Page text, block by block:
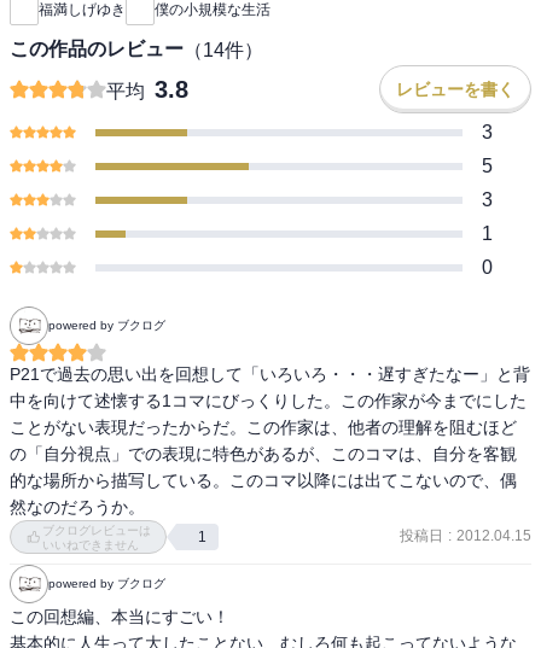
福満しげゆき 僕の小規模な生活
この作品のレビュー （14件）
平均 3.8 レビューを書く
3
5
3
1
0
powered by ブクログ
P21で過去の思い出を回想して「いろいろ・・・遅すぎたなー」と背
中を向けて述懐する1コマにびっくりした。この作家が今までにした
ことがない表現だったからだ。この作家は、他者の理解を阻むほど
の「自分視点」での表現に特色があるが、このコマは、自分を客観
的な場所から描写している。このコマ以降には出てこないので、偶
然なのだろうか。
ブクログレビューは
いいねできません
1 投稿日 : 2012.04.15
powered by ブクログ
この回想編、本当にすごい！
基本的に人生って大したことない、むしろ何も起こってないような